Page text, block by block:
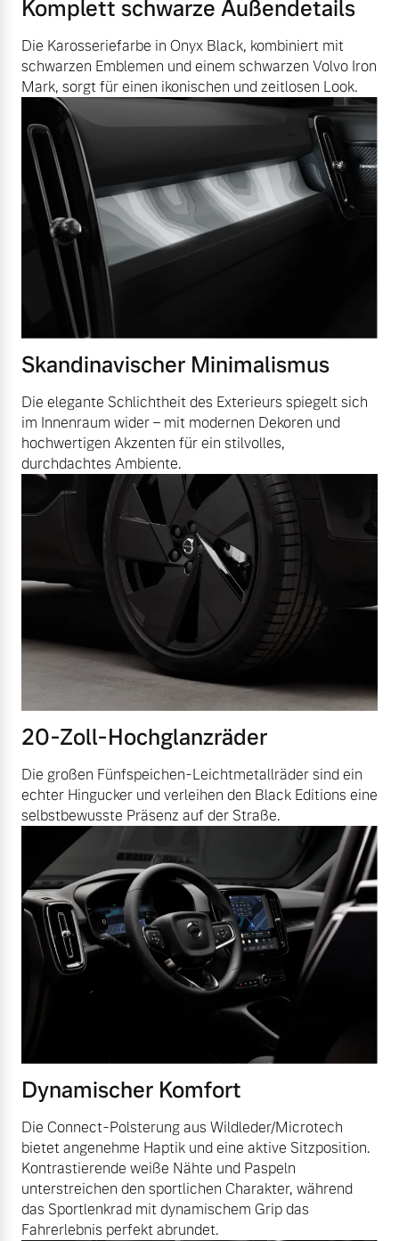
Komplett schwarze Außendetails
Die Karosseriefarbe in Onyx Black, kombiniert mit
schwarzen Emblemen und einem schwarzen Volvo Iron
Mark, sorgt für einen ikonischen und zeitlosen Look.
Skandinavischer Minimalismus
Die elegante Schlichtheit des Exterieurs spiegelt sich
im Innenraum wider – mit modernen Dekoren und
hochwertigen Akzenten für ein stilvolles,
durchdachtes Ambiente.
20-Zoll-Hochglanzräder
Die großen Fünfspeichen-Leichtmetallräder sind ein
echter Hingucker und verleihen den Black Editions eine
selbstbewusste Präsenz auf der Straße.
Dynamischer Komfort
Die Connect-Polsterung aus Wildleder/Microtech
bietet angenehme Haptik und eine aktive Sitzposition.
Kontrastierende weiße Nähte und Paspeln
unterstreichen den sportlichen Charakter, während
das Sportlenkrad mit dynamischem Grip das
Fahrerlebnis perfekt abrundet.